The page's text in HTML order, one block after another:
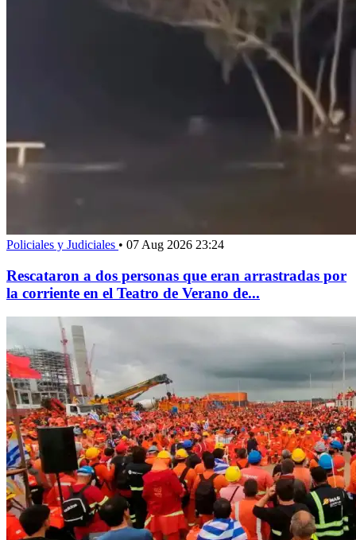
Policiales y Judiciales • 07 Aug 2026 23:24
Rescataron a dos personas que eran arrastradas por
la corriente en el Teatro de Verano de...